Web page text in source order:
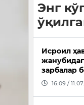
Энг
Исроил
зарбалар
16:09 /